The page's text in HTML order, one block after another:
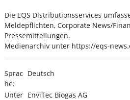
Die EQS Distributionsservices
Meldepflichten, Corporate News/
Pressemitteilungen.
Medienarchiv unter https://eqs-
Sprac
he:
Deutsch
Unter EnviTec Biogas AG